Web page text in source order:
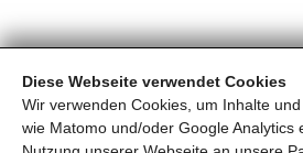
Diese Webseite verwendet Cookies
Wir verwenden Cookies, um Inhalte
wie Matomo und/oder Google